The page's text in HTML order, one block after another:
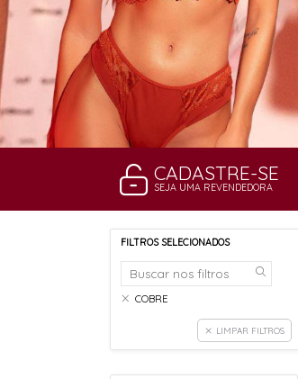
CADASTRE-SE
SEJA UMA REVENDEDORA
FILTROS SELECIONADOS
COBRE
LIMPAR FILTROS